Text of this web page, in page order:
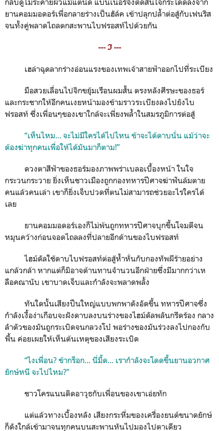
ยานคอมมอดอร์เพื่อกลายร่างเป็นฮัล์ค เข้าปลุกปล้ำต่อสู้กับเฟนริส
จนทั้งคู่พลาดไถลตกสะพานไบฟรอสท์ไปด้วยกัน
--- ℑ ---
เฮล่าฉุดลากร่างอ่อนแรงของเทพเจ้าสายฟ้าออกไปที่ระเบียง
มือสวยเลื่อนไปจิกขยุ้มเรือนผมสั้น ตรงหลังศีรษะของธอร์
และกระชากให้อีกคนเงยหน้ามองข้ามราวระเบียงลงไปยังไบ
ฟรอสท์ ซึ่งเพื่อนๆของเขาใกล้จะเพี่ยงพล้ำในสมรภูมิการต่อสู้
“เห็นไหม... จะไม่มีใครได้ไปไหน ข้าจะได้ดาบนั่น แม้ว่าจะ
ต้องฆ่าทุกคนเพื่อให้ได้มันมาก็ตาม!”
ดวงตาสีฟ้าของธอร์มองภาพพร่าเบลอเบื้องหน้า ในใจ
กระวนกระวาย ยิ่งเห็นชาวเมืองถูกกองทหารปีศาจฆ่าฟันล้มตาย
คนแล้วคนเล่า เขาก็ยิ่งเจ็บปวดที่ตนไม่สามารถช่วยอะไรใครได้
เลย
ยานคอมมอดอร์เองก็ไม่พ้นถูกทหารปีศาจบุกขึ้นโจมตีจน
หมุนคว้างก่อนจอดไถลลงที่ปลายอีกด้านของไบฟรอสท์
ไฮม์ดัลใช้ดาบไบฟรอสท์ต่อสู้ห้ำหั่นกับกองทัพผีร้ายอย่าง
แกล้วกล้า หากแต่ก็มิอาจต้านทานจำนวนอีกฝ่ายซึ่งมีมากกว่าเห
ลือคณานับ เขาบาดเจ็บและกำลังจะพลาดพลั้ง
ทันใดนั้นเสียงปืนใหญ่แบบพกพาดังอัดขึ้น ทหารปีศาจซึ่ง
กำลังเงื้อง่าเกือบจะฝังดาบลงบนร่างของไฮม์ดัลพลันกรีดร้อง กลาง
ลำตัวของมันถูกระเบิดจนกลวงโบ๋ พอร่างของมันร่วงลงไปกองกับ
พื้น ค่อยเผยให้เห็นต้นเหตุของเสียงระเบิด
“ไงเพื่อน? ข้ากร็อก... นี่มี้ด... เรากำลังจะโดดขึ้นยานอวกาศ
ยักษ์หนี จะไปไหม?”
ชาวโครแนนติดอาวุธกับเพื่อนของเขาเอ่ยทัก
แต่แล้วทางเบื้องหลัง เสียงกระหึ่มของเครื่องยนต์ขนาดยักษ์
ก็ดังใกล้เข้ามาจนทุกคนบนสะพานหันไปมองไปตาเดียว